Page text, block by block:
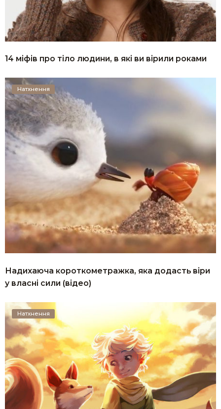
14 міфів про тіло людини, в які ви вірили роками
Надихаюча короткометражка, яка додасть віри
у власні сили (відео)
Натхнення
Натхнення